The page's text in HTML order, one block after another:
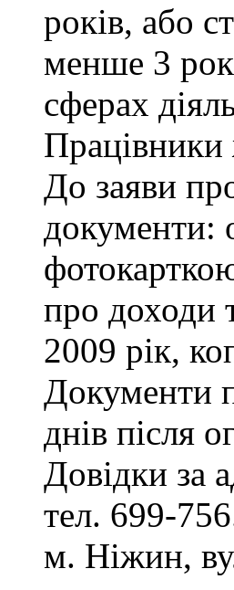
років, або
менше 3
сферах
Працівники
До заяви
документи:
про доходи
2009 рік,
Документи
днів після
Довідки за
тел. 699-
м. Ніжин,